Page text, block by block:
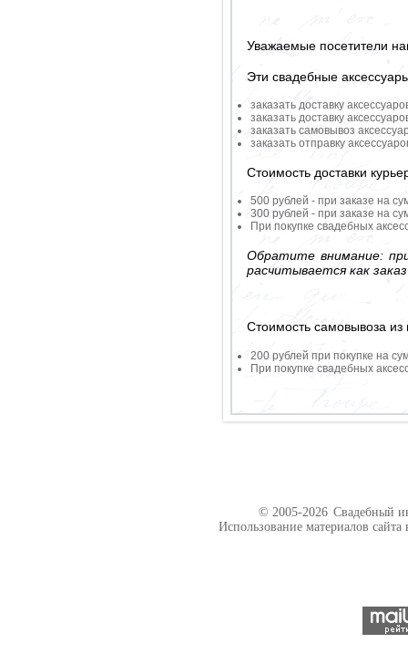
Уважаемые посетители
Эти свадебные
заказать доставку
заказать доставку
заказать самовывоз
заказать отправку
Стоимость доставки
500 рублей - при заказе на
300 рублей - при заказе на
При покупке свадебных
Обратите внимание:
расчитывается как
Стоимость самовывоза из
200 рублей при покупке на
При покупке свадебных
© 2005-2026 Свадебный
Использование материалов